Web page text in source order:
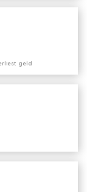
geld